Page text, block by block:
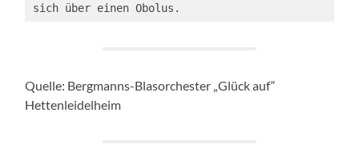
sich über einen Obolus.
Quelle: Bergmanns-Blasorchester „Glück auf“
Hettenleidelheim